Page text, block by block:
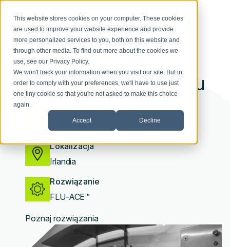
This website stores cookies on your computer. These cookies
are used to improve your website experience and provide
more personalized services to you, both on this website and
through other media. To find out more about the cookies we
use, see our Privacy Policy.
We won't track your information when you visit our site. But in
order to comply with your preferences, we'll have to use just
one tiny cookie so that you're not asked to make this choice
again.
Accept Decline
Duży producent nabiału
Branża
Mleczarnie
Lokalizacja
Irlandia
Rozwiązanie
FLU-ACE™
Poznaj rozwiązania